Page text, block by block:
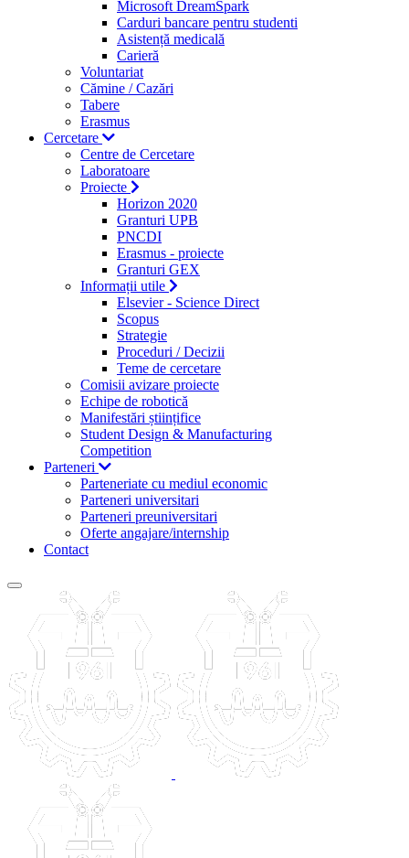
Microsoft DreamSpark
Carduri bancare pentru studenti
Asistență medicală
Carieră
Voluntariat
Cămine / Cazări
Tabere
Erasmus
Cercetare
Centre de Cercetare
Laboratoare
Proiecte
Horizon 2020
Granturi UPB
PNCDI
Erasmus - proiecte
Granturi GEX
Informații utile
Elsevier - Science Direct
Scopus
Strategie
Proceduri / Decizii
Teme de cercetare
Comisii avizare proiecte
Echipe de robotică
Manifestări științifice
Student Design & Manufacturing
Competition
Parteneri
Parteneriate cu mediul economic
Parteneri universitari
Parteneri preuniversitari
Oferte angajare/internship
Contact